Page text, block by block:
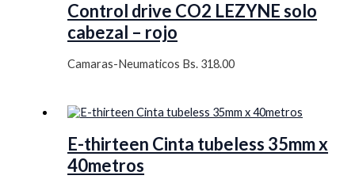
Control drive CO2 LEZYNE solo
cabezal – rojo
Camaras-Neumaticos Bs. 318.00
E-thirteen Cinta tubeless 35mm x
40metros